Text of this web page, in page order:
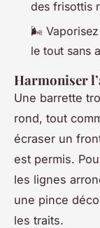
des frisottis
🌬️ Vaporisez
le tout sans
Harmoniser
Une barrette
rond, tout
écraser un
est permis.
les lignes
une pince
les traits.